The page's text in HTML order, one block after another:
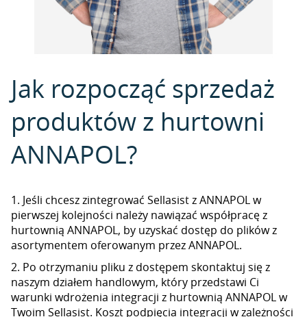
Jak rozpocząć sprzedaż
produktów z hurtowni
ANNAPOL?
1. Jeśli chcesz zintegrować Sellasist z ANNAPOL w
pierwszej kolejności należy nawiązać współpracę z
hurtownią ANNAPOL, by uzyskać dostęp do plików z
asortymentem oferowanym przez ANNAPOL.
2. Po otrzymaniu pliku z dostępem skontaktuj się z
naszym działem handlowym, który przedstawi Ci
warunki wdrożenia integracji z hurtownią ANNAPOL w
Twoim Sellasist. Koszt podpięcia integracji w zależności